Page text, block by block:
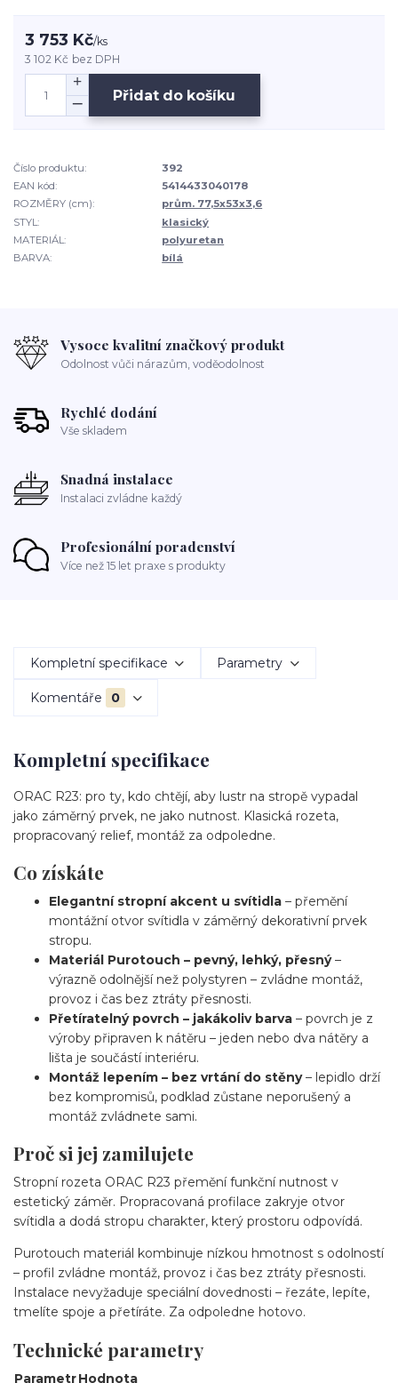
3 753 Kč/ks
3 102 Kč bez DPH
Přidat do košíku
Číslo produktu:
392
EAN kód:
5414433040178
ROZMĚRY (cm):
prům. 77,5x53x3,6
STYL:
klasický
MATERIÁL:
polyuretan
BARVA:
bílá
Vysoce kvalitní značkový produkt
Odolnost vůči nárazům, voděodolnost
Rychlé dodání
Vše skladem
Snadná instalace
Instalaci zvládne každý
Profesionální poradenství
Více než 15 let praxe s produkty
Kompletní specifikace Parametry
Komentáře 0
Kompletní specifikace
ORAC R23: pro ty, kdo chtějí, aby lustr na stropě vypadal
jako záměrný prvek, ne jako nutnost. Klasická rozeta,
propracovaný relief, montáž za odpoledne.
Co získáte
Elegantní stropní akcent u svítidla – přemění
montážní otvor svítidla v záměrný dekorativní prvek
stropu.
Materiál Purotouch – pevný, lehký, přesný–
výrazně odolnější než polystyren – zvládne montáž,
provoz i čas bez ztráty přesnosti.
Přetíratelný povrch – jakákoliv barva – povrch je z
výroby připraven k nátěru – jeden nebo dva nátěry a
lišta je součástí interiéru.
Montáž lepením – bez vrtání do stěny– lepidlo drží
bez kompromisů, podklad zůstane neporušený a
montáž zvládnete sami.
Proč si jej zamilujete
Stropní rozeta ORAC R23 přemění funkční nutnost v
estetický záměr. Propracovaná profilace zakryje otvor
svítidla a dodá stropu charakter, který prostoru odpovídá.
Purotouch materiál kombinuje nízkou hmotnost s odolností
– profil zvládne montáž, provoz i čas bez ztráty přesnosti.
Instalace nevyžaduje speciální dovednosti – řezáte, lepíte,
tmelíte spoje a přetíráte. Za odpoledne hotovo.
Technické parametry
ParametrHodnota